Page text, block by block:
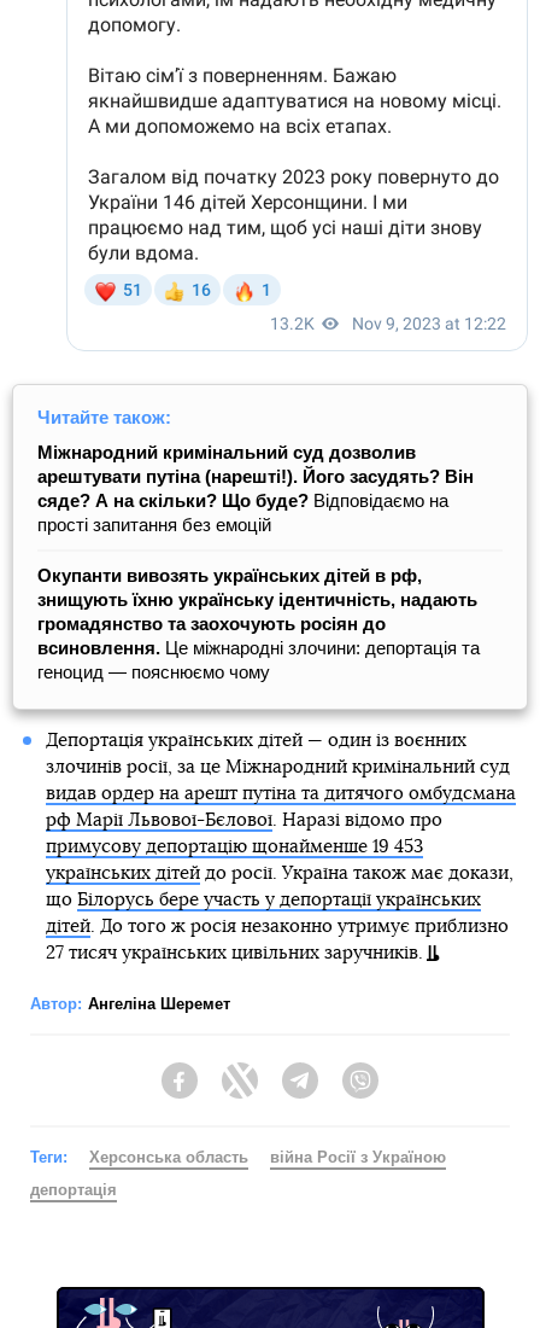
Читайте також:
Міжнародний кримінальний суд дозволив
арештувати путіна (нарешті!). Його засудять? Він
сяде? А на скільки? Що буде? Відповідаємо на
прості запитання без емоцій
Окупанти вивозять українських дітей в рф,
знищують їхню українську ідентичність, надають
громадянство та заохочують росіян до
всиновлення. Це міжнародні злочини: депортація та
геноцид — пояснюємо чому
Депортація українських дітей — один із воєнних
злочинів росії, за це Міжнародний кримінальний суд
видав ордер на арешт путіна та дитячого омбудсмана
рф Марії Львової-Бєлової. Наразі відомо про
примусову депортацію щонайменше 19 453
українських дітейдо росії. Україна також має докази,
що Білорусь бере участь у депортації українських
дітей. До того ж росія незаконно утримує приблизно
27 тисяч українських цивільних заручників.
Автор: Ангеліна Шеремет
FacebookTwitter Telegram
Теги: Херсонська область
війна Росії з Україною
депортація